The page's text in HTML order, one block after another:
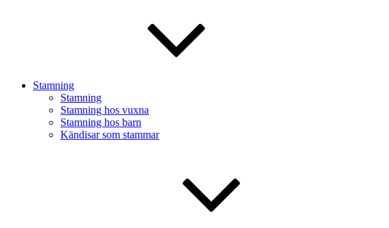
Stamning
Stamning
Stamning hos vuxna
Stamning hos barn
Kändisar som stammar